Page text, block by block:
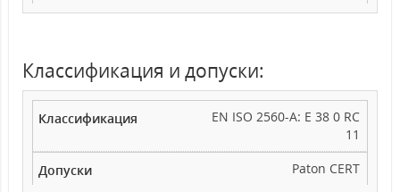
Классификация и допуски:
EN ISO 2560-A: E 38 0 RC
11
Paton CERT